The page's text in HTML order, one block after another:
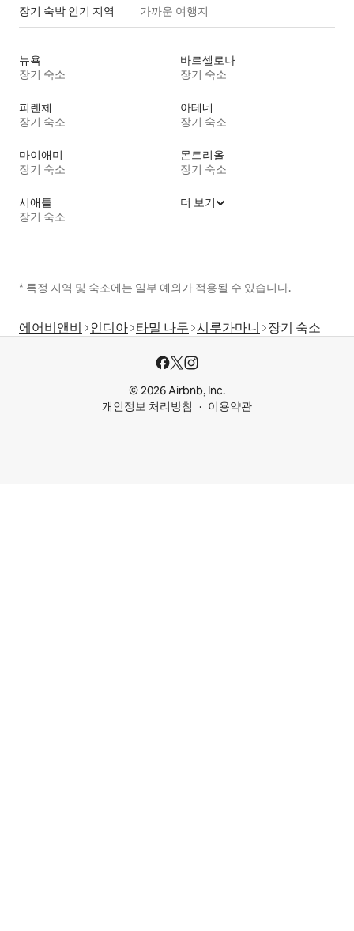
장기 숙박 인기 지역 가까운 여행지
뉴욕
장기 숙소
바르셀로나
장기 숙소
피렌체
장기 숙소
아테네
장기 숙소
마이애미
장기 숙소
몬트리올
장기 숙소
시애틀
장기 숙소
더 보기
* 특정 지역 및 숙소에는 일부 예외가 적용될 수 있습니다.
에어비앤비 인디아 타밀 나두 시루가마니 장기 숙소
© 2026 Airbnb, Inc.
개인정보 처리방침
이용약관